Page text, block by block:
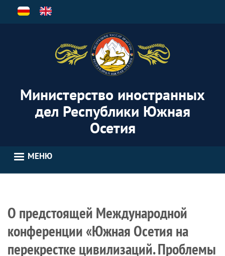
Перейти
Министерство иностранных
дел Республики Южная
Осетия
МЕНЮ
О предстоящей Международной
конференции «Южная Осетия на
перекрестке цивилизаций. Проблемы